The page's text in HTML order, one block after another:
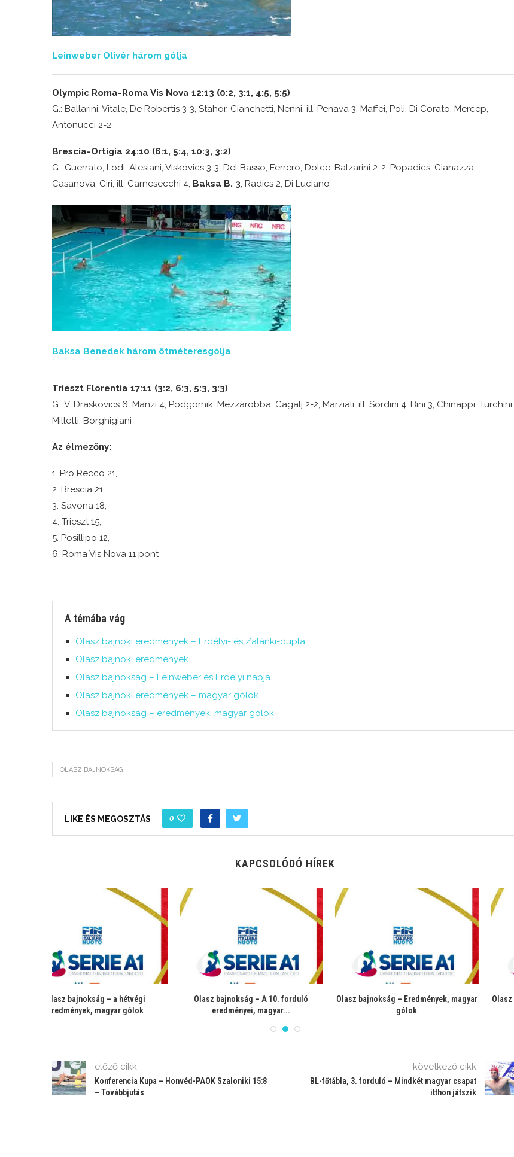
Leinweber Olivér három gólja
Olympic Roma-Roma Vis Nova 12:13 (0:2, 3:1, 4:5, 5:5)
G.: Ballarini, Vitale, De Robertis 3-3, Stahor, Cianchetti, Nenni, ill. Penava 3, Maffei, Poli, Di Corato, Mercep,
Antonucci 2-2
Brescia-Ortigia 24:10 (6:1, 5:4, 10:3, 3:2)
G.: Guerrato, Lodi, Alesiani, Viskovics 3-3, Del Basso, Ferrero, Dolce, Balzarini 2-2, Popadics, Gianazza,
Casanova, Giri, ill. Carnesecchi 4, Baksa B. 3, Radics 2, Di Luciano
Baksa Benedek három ötméteresgólja
Trieszt Florentia 17:11 (3:2, 6:3, 5:3, 3:3)
G.: V. Draskovics 6, Manzi 4, Podgornik, Mezzarobba, Cagalj 2-2, Marziali, ill. Sordini 4, Bini 3, Chinappi, Turchini,
Milletti, Borghigiani
Az élmezőny:
1. Pro Recco 21,
2. Brescia 21,
3. Savona 18,
4. Trieszt 15,
5. Posillipo 12,
6. Roma Vis Nova 11 pont
A témába vág
Olasz bajnoki eredmények – Erdélyi- és Zalánki-dupla
Olasz bajnoki eredmények
Olasz bajnokság – Leinweber és Erdélyi napja
Olasz bajnoki eredmények – magyar gólok
Olasz bajnokság – eredmények, magyar gólok
OLASZ BAJNOKSÁG
LIKE ÉS MEGOSZTÁS 0
KAPCSOLÓDÓ HÍREK
Olasz bajnokság – A 10. forduló
eredményei, magyar...
Olasz bajnokság – Eredmények, magyar
gólok
Olasz bajnokság – eredmények, magyar
előző cikk
Konferencia Kupa – Honvéd-PAOK Szaloniki 15:8
– Továbbjutás
következő cikk
BL-főtábla, 3. forduló – Mindkét magyar csapat
itthon játszik